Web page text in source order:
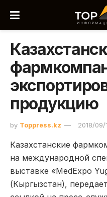
продукцию
by Toppress.kz 2018/09/
Казахстанские
на международной
выставке «MedExpo
(Кыргызстан),